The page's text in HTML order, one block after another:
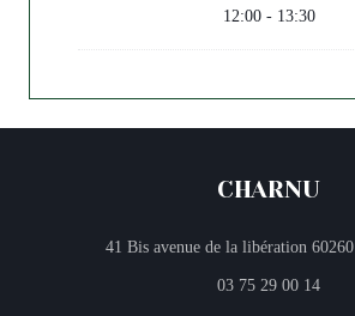
12:00 - 13:30
CHARNU
41 Bis avenue de la libération
03 75 29 00 14